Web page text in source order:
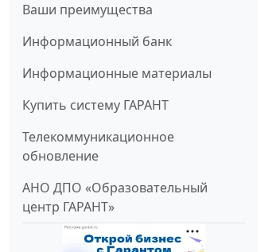
Ваши преимущества
Информационный банк
Информационные материалы
Купить систему ГАРАНТ
Телекоммуникационное
обновление
АНО ДПО «Образовательный
центр ГАРАНТ»